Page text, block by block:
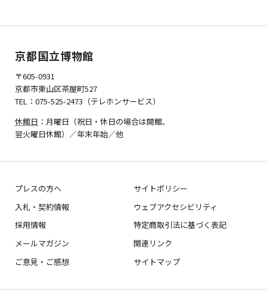
京都国立博物館
〒605-0931
京都市東山区茶屋町527
TEL：075-525-2473（テレホンサービス）
休館日 ：月曜日（祝日・休日の場合は開館、
翌火曜日休館）／年末年始／他
プレスの方へ
サイトポリシー
入札・契約情報
ウェブアクセシビリティ
採用情報
特定商取引法に基づく表記
メールマガジン
関連リンク
ご意見・ご感想
サイトマップ